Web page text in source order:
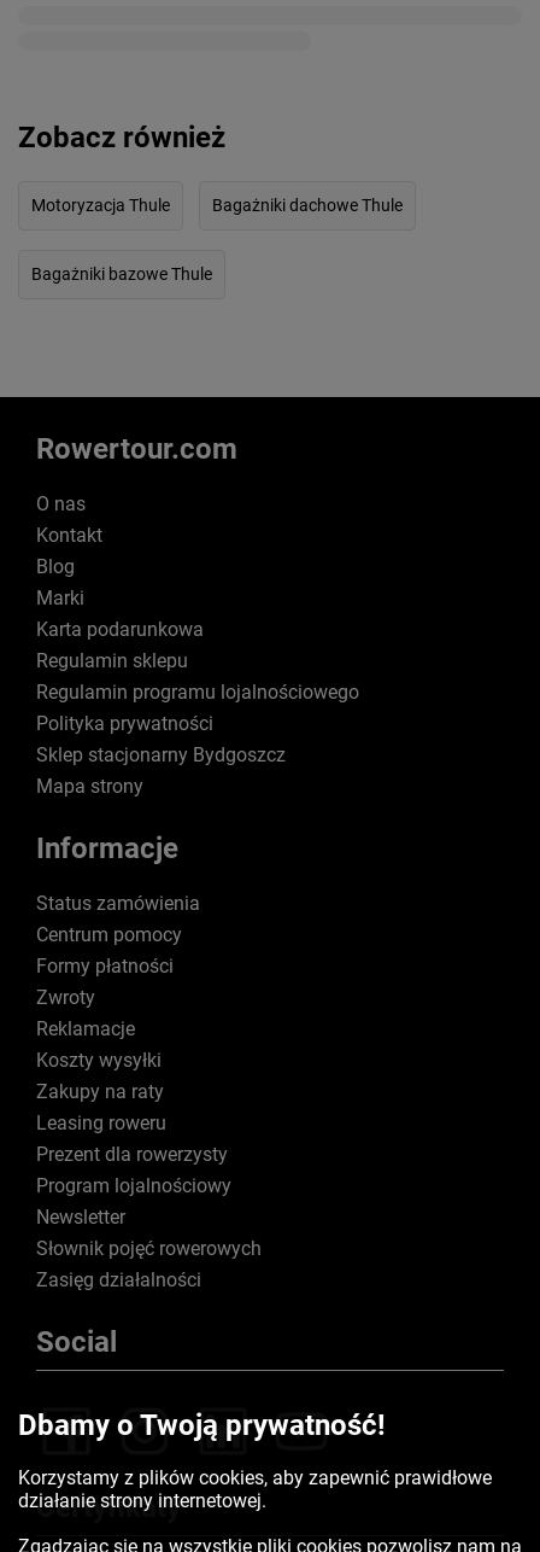
Zobacz również
Motoryzacja Thule Bagażniki dachowe Thule
Bagażniki bazowe Thule
Rowertour.com
O nas
Kontakt
Blog
Marki
Karta podarunkowa
Regulamin sklepu
Regulamin programu lojalnościowego
Polityka prywatności
Sklep stacjonarny Bydgoszcz
Mapa strony
Informacje
Status zamówienia
Centrum pomocy
Formy płatności
Zwroty
Reklamacje
Koszty wysyłki
Zakupy na raty
Leasing roweru
Prezent dla rowerzysty
Program lojalnościowy
Newsletter
Słownik pojęć rowerowych
Zasięg działalności
Social
Certyfikaty
Dbamy o Twoją prywatność!
Korzystamy z plików cookies, aby zapewnić prawidłowe
działanie strony internetowej.
Zgadzając się na wszystkie pliki cookies pozwolisz nam na